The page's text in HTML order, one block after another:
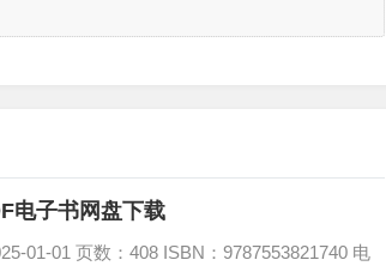
电子书网盘下载
01-01 页数：408 ISBN：9787553821740 电